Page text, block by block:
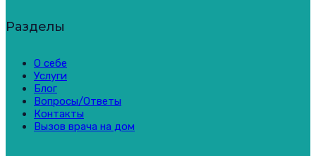
Разделы
О себе
Услуги
Блог
Вопросы/Ответы
Контакты
Вызов врача на дом